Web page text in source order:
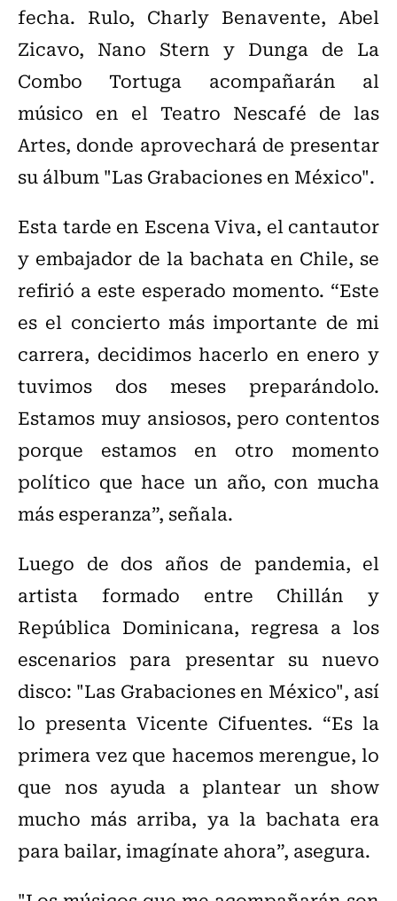
fecha. Rulo, Charly Benavente, Abel
Zicavo, Nano Stern y Dunga de La
Combo Tortuga acompañarán al
músico en el Teatro Nescafé de las
Artes, donde aprovechará de presentar
su álbum "Las Grabaciones en México".
Esta tarde en Escena Viva, el cantautor
y embajador de la bachata en Chile, se
refirió a este esperado momento. “Este
es el concierto más importante de mi
carrera, decidimos hacerlo en enero y
tuvimos dos meses preparándolo.
Estamos muy ansiosos, pero contentos
porque estamos en otro momento
político que hace un año, con mucha
más esperanza”, señala.
Luego de dos años de pandemia, el
artista formado entre Chillán y
República Dominicana, regresa a los
escenarios para presentar su nuevo
disco: "Las Grabaciones en México", así
lo presenta Vicente Cifuentes. “Es la
primera vez que hacemos merengue, lo
que nos ayuda a plantear un show
mucho más arriba, ya la bachata era
para bailar, imagínate ahora”, asegura.